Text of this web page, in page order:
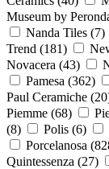
Museum by
Nanda Tiles (7)
Trend (181)
Novacera (43)
Pamesa (362)
Paul Ceramiche (20
Piemme (68)
(8) Polis (6)
Porcelanosa (
Quintessenza (27)